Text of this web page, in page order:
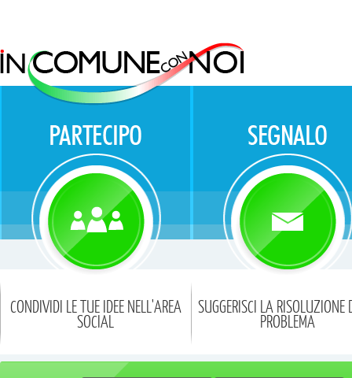
CONDIVIDI LE TUE IDEE NELL'AREA
SOCIAL
SUGGERISCI LA RISOLUZIONE
PROBLEMA